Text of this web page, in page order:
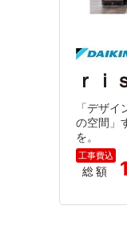
ｒｉ
「デザ
の空間」
を。
総額